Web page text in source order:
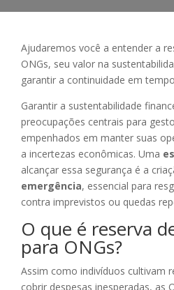
Ajudaremos você a entender a
ONGs, seu valor na
garantir a continuidade em
Garantir a sustentabilidade
preocupações centrais para
empenhados em manter suas
a incertezas econômicas. Uma
alcançar essa segurança é a
emergência, essencial para
contra imprevistos ou quedas
O que é reserva
para ONGs?
Assim como indivíduos cultivam
cobrir despesas inesperadas, as